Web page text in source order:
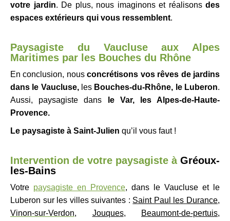
votre jardin. De plus, nous imaginons et réalisons des
espaces extérieurs qui vous ressemblent.
Paysagiste du Vaucluse aux Alpes
Maritimes par les Bouches du Rhône
En conclusion, nousconcrétisons vos rêves de jardins
dans le Vaucluse, les Bouches-du-Rhône, le Luberon.
Aussi, paysagiste dans le Var, les Alpes-de-Haute-
Provence.
Le paysagiste à Saint-Julien qu’il vous faut !
Intervention de votre paysagiste à Gréoux-
les-Bains
Votre paysagiste en Provence, dans le Vaucluse et le
Luberon sur les villes suivantes : Saint Paul les Durance,
Vinon-sur-Verdon, Jouques, Beaumont-de-pertuis,